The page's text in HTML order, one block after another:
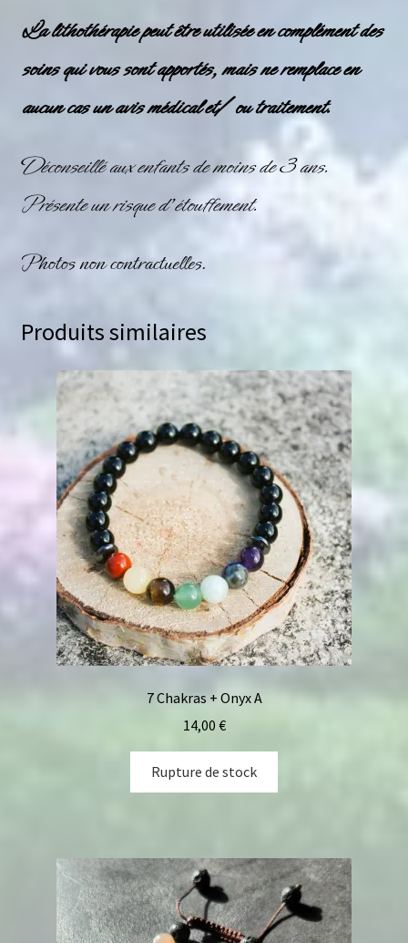
La lithothérapie peut être utilisée en complément des
soins qui vous sont apportés, mais ne remplace en
aucun cas un avis médical et/ ou traitement.
Déconseillé aux enfants de moins de 3 ans.
Présente un risque d’étouffement.
Photos non contractuelles.
Produits similaires
7 Chakras + Onyx A
14,00 €
Rupture de stock